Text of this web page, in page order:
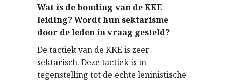
Wat is de houding van de KKE
leiding? Wordt hun sektarisme
door de leden in vraag gesteld?
De tactiek van de KKE is zeer
sektarisch. Deze tactiek is in
tegenstelling tot de echte leninistische